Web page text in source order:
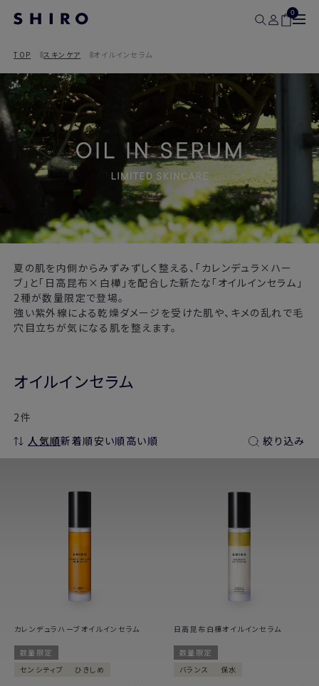
0
TOP スキンケア オイルインセラム
夏の肌を内側からみずみずしく整える、「カレンデュラ×ハー
ブ」と「日高昆布×白樺」を配合した新たな「オイルインセラム」
2種が数量限定で登場。
強い紫外線による乾燥ダメージを受けた肌や、キメの乱れで毛
穴目立ちが気になる肌を整えます。
オイルインセラム
2件
人気順新着順安い順高い順 絞り込み
カレンデュラハーブオイルインセラム
数量限定
センシティブ
ひきしめ
日高昆布白樺オイルインセラム
数量限定
バランス
保水